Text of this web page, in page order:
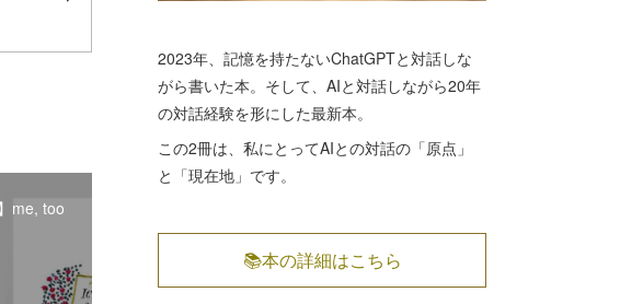
me, too
2023年、記憶を持たないChatGPTと対話しな
がら書いた本。そして、AIと対話しながら20年
の対話経験を形にした最新本。
この2冊は、私にとってAIとの対話の「原点」
と「現在地」です。
📚本の詳細はこちら